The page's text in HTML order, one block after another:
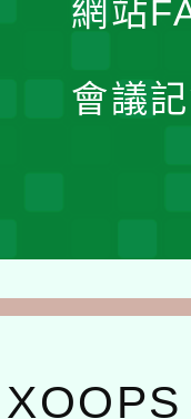
網站
會議
XOOPS